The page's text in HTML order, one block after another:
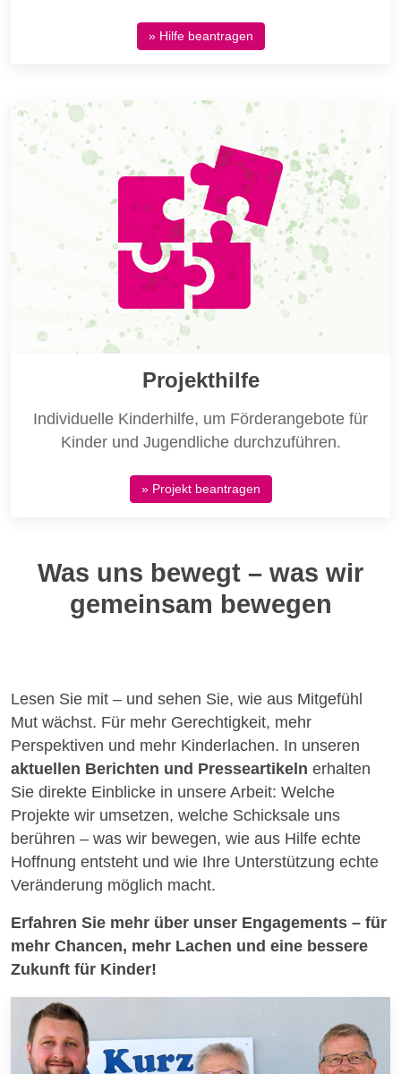
» Hilfe beantragen
Projekthilfe
Individuelle Kinderhilfe, um Förderangebote für
Kinder und Jugendliche durchzuführen.
» Projekt beantragen
Was uns bewegt – was wir
gemeinsam bewegen
Lesen Sie mit – und sehen Sie, wie aus Mitgefühl
Mut wächst. Für mehr Gerechtigkeit, mehr
Perspektiven und mehr Kinderlachen. In unseren
aktuellen Berichten und Presseartikeln erhalten
Sie direkte Einblicke in unsere Arbeit: Welche
Projekte wir umsetzen, welche Schicksale uns
berühren – was wir bewegen, wie aus Hilfe echte
Hoffnung entsteht und wie Ihre Unterstützung echte
Veränderung möglich macht.
Erfahren Sie mehr über unser Engagements – für
mehr Chancen, mehr Lachen und eine bessere
Zukunft für Kinder!